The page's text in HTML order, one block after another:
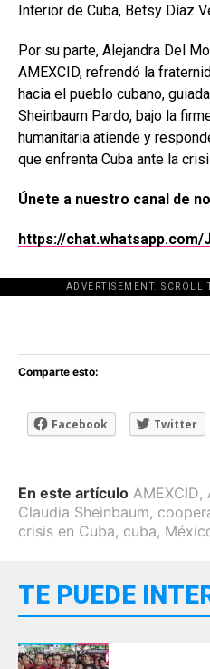
Interior de Cuba, Betsy Díaz
Por su parte, Alejandra Del
AMEXCID, refrendó la
hacia el pueblo cubano,
Sheinbaum Pardo, bajo la
humanitaria atiende y
que enfrenta Cuba ante la
Únete a nuestro canal de
https://chat.whatsapp.com/
ADVERTISEMENT. SCROLL
[adsforwp
Comparte esto:
Facebook Twitter
En este artículo AMEXCID,
Claudia Sheinbaum,
crisis en Cuba, cuba,
TE PUEDE